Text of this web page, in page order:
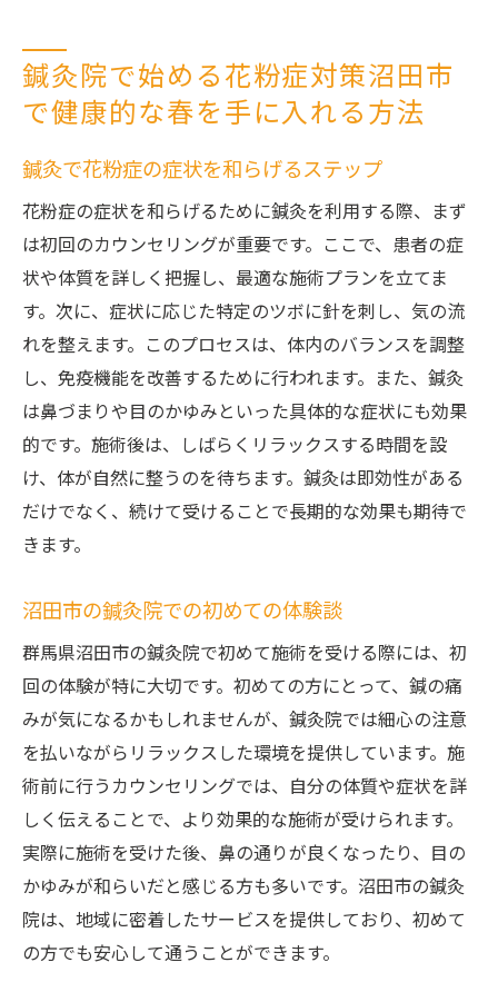
鍼灸院で始める花粉症対策沼田市
で健康的な春を手に入れる方法
鍼灸で花粉症の症状を和らげるステップ
花粉症の症状を和らげるために鍼灸を利用する際、まず
は初回のカウンセリングが重要です。ここで、患者の症
状や体質を詳しく把握し、最適な施術プランを立てま
す。次に、症状に応じた特定のツボに針を刺し、気の流
れを整えます。このプロセスは、体内のバランスを調整
し、免疫機能を改善するために行われます。また、鍼灸
は鼻づまりや目のかゆみといった具体的な症状にも効果
的です。施術後は、しばらくリラックスする時間を設
け、体が自然に整うのを待ちます。鍼灸は即効性がある
だけでなく、続けて受けることで長期的な効果も期待で
きます。
沼田市の鍼灸院での初めての体験談
群馬県沼田市の鍼灸院で初めて施術を受ける際には、初
回の体験が特に大切です。初めての方にとって、鍼の痛
みが気になるかもしれませんが、鍼灸院では細心の注意
を払いながらリラックスした環境を提供しています。施
術前に行うカウンセリングでは、自分の体質や症状を詳
しく伝えることで、より効果的な施術が受けられます。
実際に施術を受けた後、鼻の通りが良くなったり、目の
かゆみが和らいだと感じる方も多いです。沼田市の鍼灸
院は、地域に密着したサービスを提供しており、初めて
の方でも安心して通うことができます。